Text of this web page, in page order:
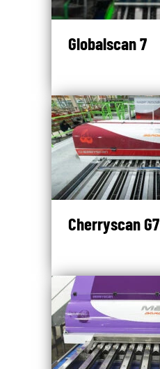
Globalscan 7
Cherryscan G7